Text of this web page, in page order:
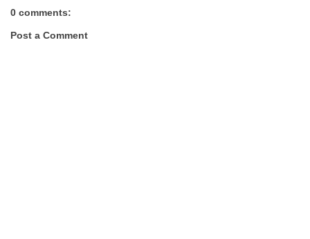
0 comments:
Post a Comment